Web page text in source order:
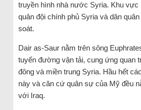
truyền hình nhà nước Syria. Khu
quân đội chính phủ Syria và dân
soát.
Dair as-Saur nằm trên sông
tuyến đường vận tải, cung ứng quan
đông và miền trung Syria. Hầu hết
này và căn cứ quân sự của Mỹ đều
với Iraq.